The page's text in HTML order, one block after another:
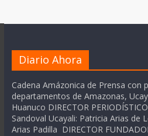
Diario Ahora
Cadena Amázonica de Prensa con
departamentos de Amazonas,
Huanuco DIRECTOR
Sandoval Ucayali: Patricia Arias de
Arias Padilla DIRECTOR